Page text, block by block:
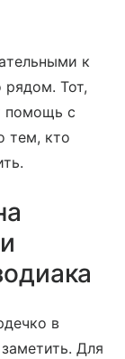
к
Тот,
помощь с
тем, кто
в
Для